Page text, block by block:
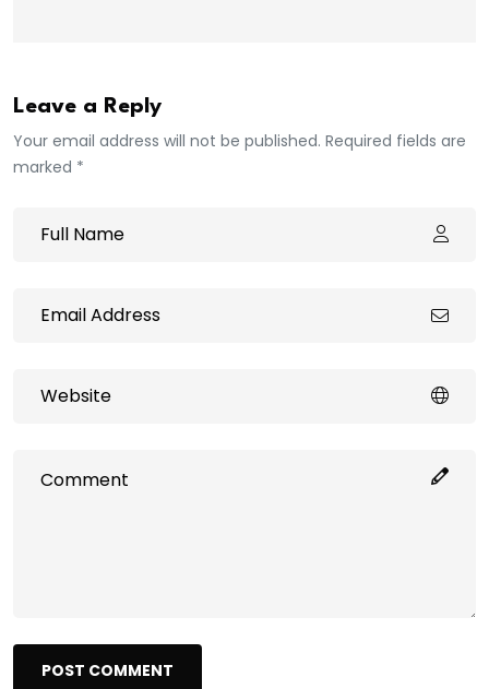
Leave a Reply
Your email address will not be published. Required fields are
marked *
POST COMMENT